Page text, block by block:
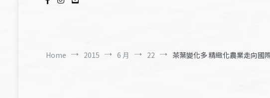
Home 2015 6 月 22 茶葉變化多 精緻化農業走向國